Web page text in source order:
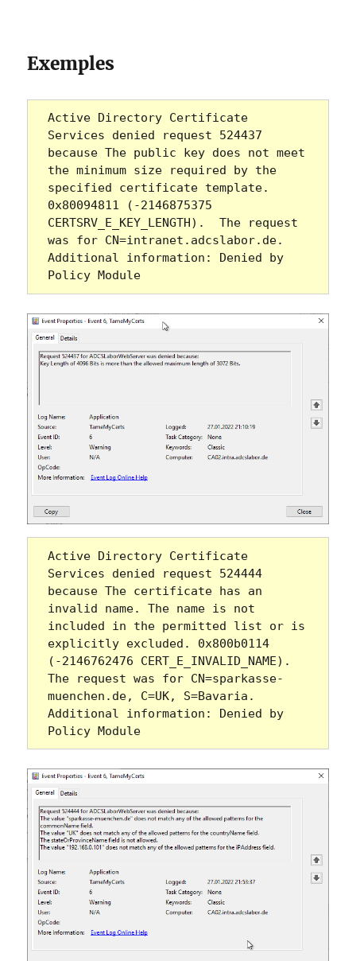
Exemples
Active Directory Certificate
Services denied request 524437
because The public key does not meet
the minimum size required by the
specified certificate template.
0x80094811 (-2146875375
CERTSRV_E_KEY_LENGTH).  The request
was for CN=intranet.adcslabor.de.
Additional information: Denied by
Policy Module
Active Directory Certificate
Services denied request 524444
because The certificate has an
invalid name. The name is not
included in the permitted list or is
explicitly excluded. 0x800b0114
(-2146762476 CERT_E_INVALID_NAME).
The request was for CN=sparkasse-
muenchen.de, C=UK, S=Bavaria.
Additional information: Denied by
Policy Module